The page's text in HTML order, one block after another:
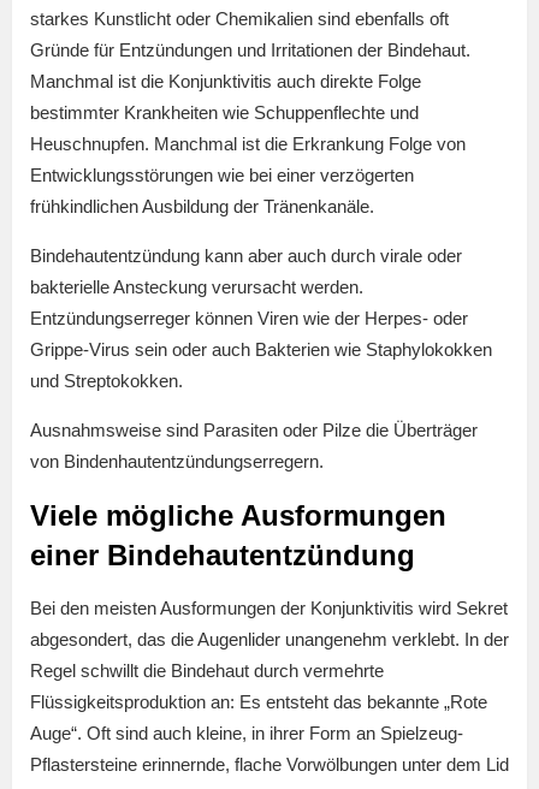
starkes Kunstlicht oder Chemikalien sind ebenfalls oft
Gründe für Entzündungen und Irritationen der Bindehaut.
Manchmal ist die Konjunktivitis auch direkte Folge
bestimmter Krankheiten wie Schuppenflechte und
Heuschnupfen. Manchmal ist die Erkrankung Folge von
Entwicklungsstörungen wie bei einer verzögerten
frühkindlichen Ausbildung der Tränenkanäle.
Bindehautentzündung kann aber auch durch virale oder
bakterielle Ansteckung verursacht werden.
Entzündungserreger können Viren wie der Herpes- oder
Grippe-Virus sein oder auch Bakterien wie Staphylokokken
und Streptokokken.
Ausnahmsweise sind Parasiten oder Pilze die Überträger
von Bindenhautentzündungserregern.
Viele mögliche Ausformungen
einer Bindehautentzündung
Bei den meisten Ausformungen der Konjunktivitis wird Sekret
abgesondert, das die Augenlider unangenehm verklebt. In der
Regel schwillt die Bindehaut durch vermehrte
Flüssigkeitsproduktion an: Es entsteht das bekannte „Rote
Auge“. Oft sind auch kleine, in ihrer Form an Spielzeug-
Pflastersteine erinnernde, flache Vorwölbungen unter dem Lid